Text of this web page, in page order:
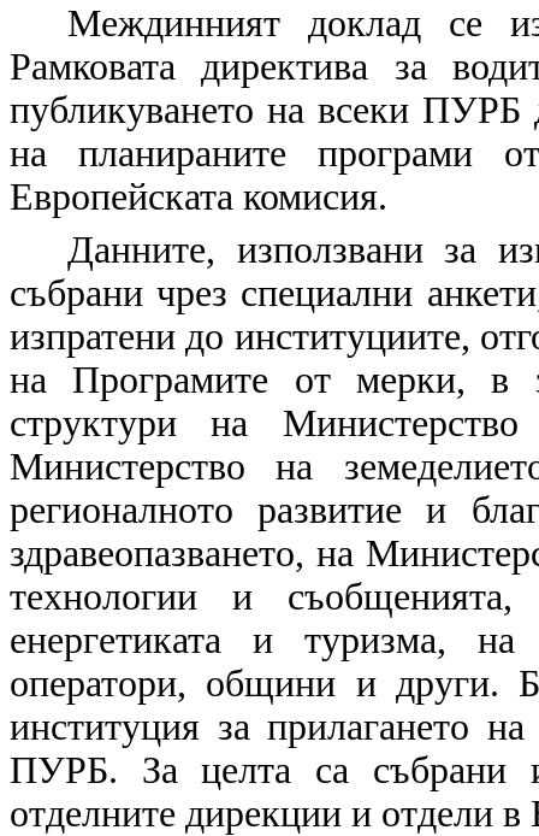
Междинният доклад се
Рамковата директива за
публикуването на всеки ПУРБ
на планираните програми
Европейската комисия.
Данните, използвани за
събрани чрез специални
изпратени до институциите,
на Програмите от мерки, в
структури на
Министерство на
регионалното развитие и
здравеопазването, на
технологии и
енергетиката и туризма,
оператори, общини и
институция за прилагането
ПУРБ. За целта са събрани
отделните дирекции и отдели